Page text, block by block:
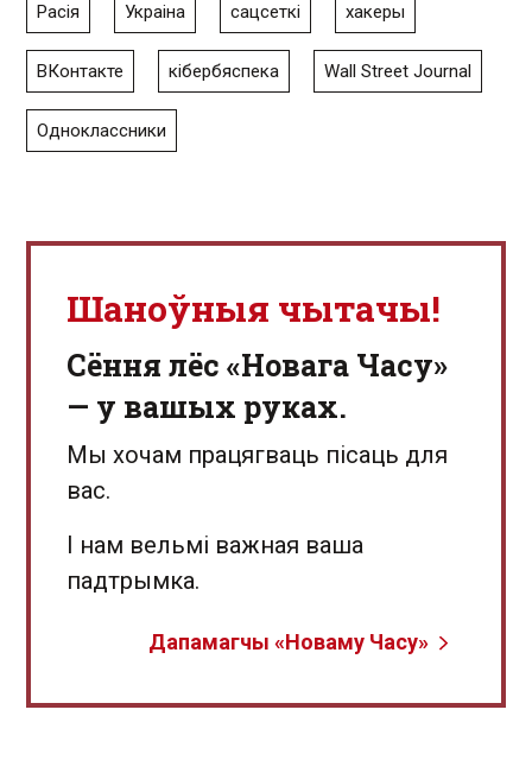
Расія Украіна сацсеткі хакеры
ВКонтакте кібербяспека Wall Street Journal
Одноклассники
Шаноўныя чытачы!
Сёння лёс «Новага Часу»
— у вашых руках.
Мы хочам працягваць пісаць для
вас.
І нам вельмі важная ваша
падтрымка.
Дапамагчы «Новаму Часу»